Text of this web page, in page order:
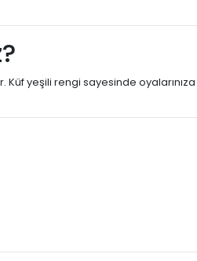
yeşili rengi sayesinde